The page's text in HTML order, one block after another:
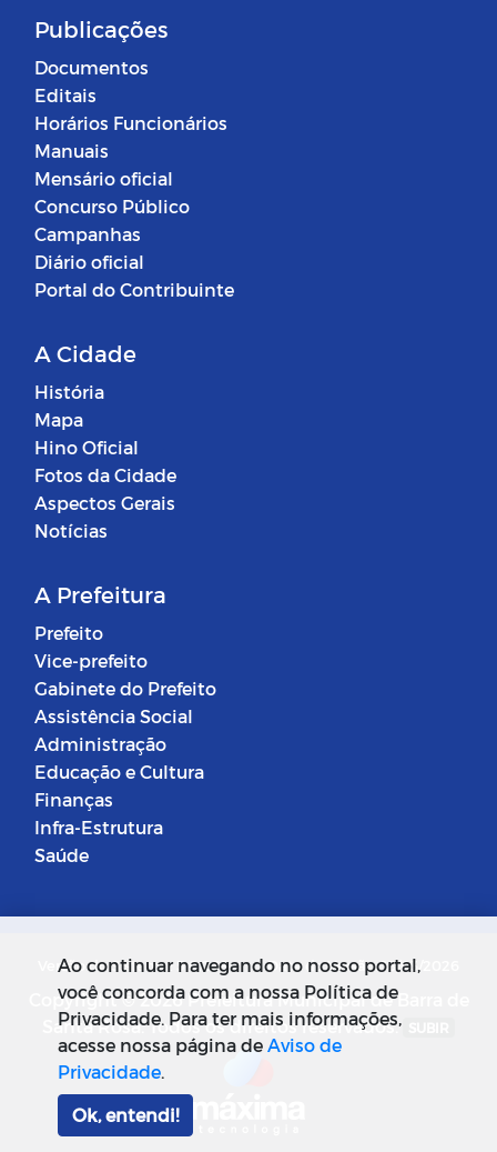
Publicações
Documentos
Editais
Horários Funcionários
Manuais
Mensário oficial
Concurso Público
Campanhas
Diário oficial
Portal do Contribuinte
A Cidade
História
Mapa
Hino Oficial
Fotos da Cidade
Aspectos Gerais
Notícias
A Prefeitura
Prefeito
Vice-prefeito
Gabinete do Prefeito
Assistência Social
Administração
Educação e Cultura
Finanças
Infra-Estrutura
Saúde
Versão do Sistema: 5.0.268 Data da Versão: 18/03/2026
Copyright © 2026 Prefeitura Municipal de Barra de
Santa Rosa. Todos os direitos reservados.
Ao continuar navegando no nosso portal,
você concorda com a nossa Política de
Privacidade. Para ter mais informações,
acesse nossa página deAviso de
Privacidade.
Ok, entendi!